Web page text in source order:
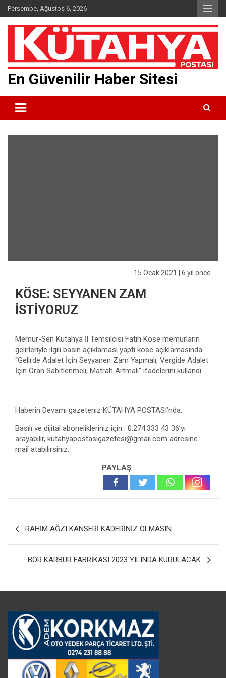
Skip
to
content
Perşembe, Ağustos 6, 2026
En Güvenilir Haber Sitesi
15 Ocak 2021 | 6 yıl önce
KÖSE: SEYYANEN ZAM
İSTİYORUZ
Memur-Sen Kütahya İl Temsilcisi Fatih Köse memurların
gelirleriyle ilgili basın açıklaması yaptı köse açıklamasında
“Gelirde Adalet İçin Seyyanen Zam Yapmalı, Vergide Adalet
İçin Oran Sabitlenmeli, Matrah Artmalı” ifadelerini kullandı.
Haberin Devamı gazeteniz KÜTAHYA POSTASI’nda.
Basılı ve dijital abonelikleriniz için : 0.274.333 43 36’yı
arayabilir, kutahyapostasigazetesi@gmail.com adresine
mail atabilirsiniz.
PAYLAŞ
RAHİM AĞZI KANSERİ KADERİNİZ OLMASIN
BOR KARBÜR FABRİKASI 2023 YILINDA KURULACAK